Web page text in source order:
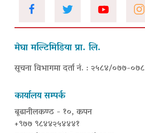
मेघा मल्टिमिडिया प्रा. लि.
सूचना विभागमा दर्ता नं. : २५८४/०७७-०७८
कार्यालय सम्पर्क
बूढानीलकण्ठ - १०, कपन
+९७७ ९८४४२५४४४१